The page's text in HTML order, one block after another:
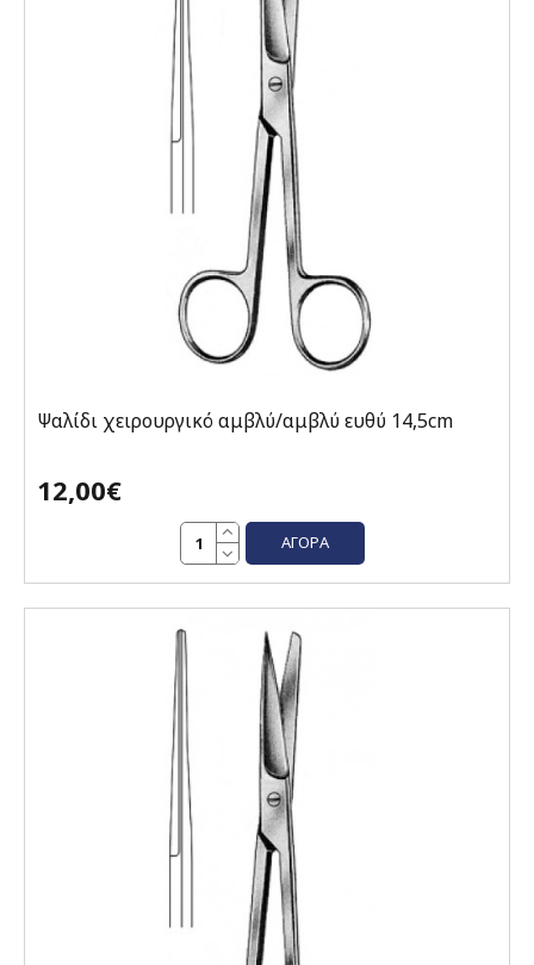
Ψαλίδι χειρουργικό αμβλύ/αμβλύ ευθύ 14,5cm
12,00€
ΑΓΟΡΆ